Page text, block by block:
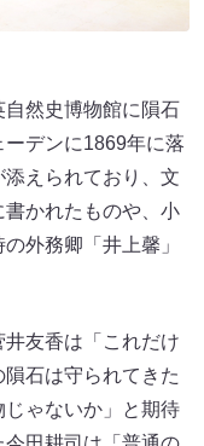
自然史博物館に隕石
デンに1869年に落
えられており、文
かれたものや、小
外務卿「井上馨」
友香は「これだけ
石は守られてきた
ゃないか」と期待